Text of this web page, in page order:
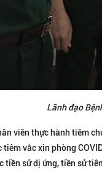
Lãnh đạo
viên thực hành tiêm
tiêm vắc xin phòng
tiền sử dị ứng, tiền sử